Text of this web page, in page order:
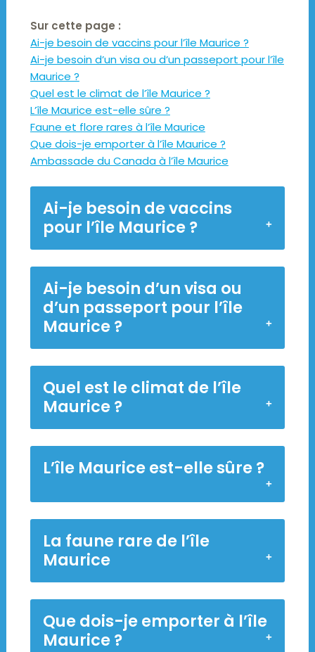
Sur cette page :
Ai-je besoin de vaccins pour l’île Maurice ?
Ai-je besoin d’un visa ou d’un passeport pour l’île
Maurice ?
Quel est le climat de l’île Maurice ?
L’île Maurice est-elle sûre ?
Faune et flore rares à l’île Maurice
Que dois-je emporter à l’île Maurice ?
Ambassade du Canada à l’île Maurice
Ai-je besoin de vaccins
pour l’île Maurice ?
Ai-je besoin d’un visa ou
d’un passeport pour l’île
Maurice ?
Quel est le climat de l’île
Maurice ?
L’île Maurice est-elle sûre ?
La faune rare de l’île
Maurice
Que dois-je emporter à l’île
Maurice ?